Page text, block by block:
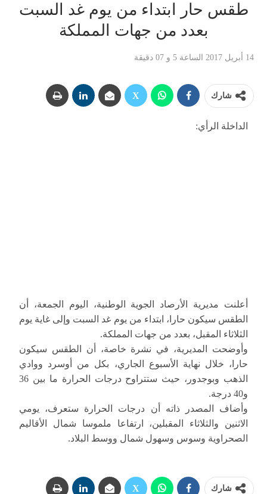
طقس حار ابتداء من يوم غد السبت
بعدد من جهات المملكة
14 أبريل 2017 الساعة 5 و 07 دقيقة
شارك
الداخلة الرأي:
أعلنت مديرية الأرصاد الجوية الوطنية، اليوم الجمعة، أن
الطقس سيكون حارا، ابتداء من يوم غد السبت وإلى غاية يوم
الثلاثاء المقبل، بعدد من جهات المملكة.
وأوضحت المديرية، في نشرة خاصة، أن الطقس سيكون
حارا، خلال نهاية الأسبوع الجاري، بكل من أوسرد ووادي
الذهب وبوجدور، حيث ستتراوح درجات الحرارة ما بين 36
و40 درجة.
وأضاف المصدر ذاته أن درجات الحرارة ستعرف، يومي
الاثنين والثلاثاء المقبلين، ارتفاعا ملموسا شمال الأقاليم
الصحراوية وسوس وسهول شمال ووسط البلاد.
شارك